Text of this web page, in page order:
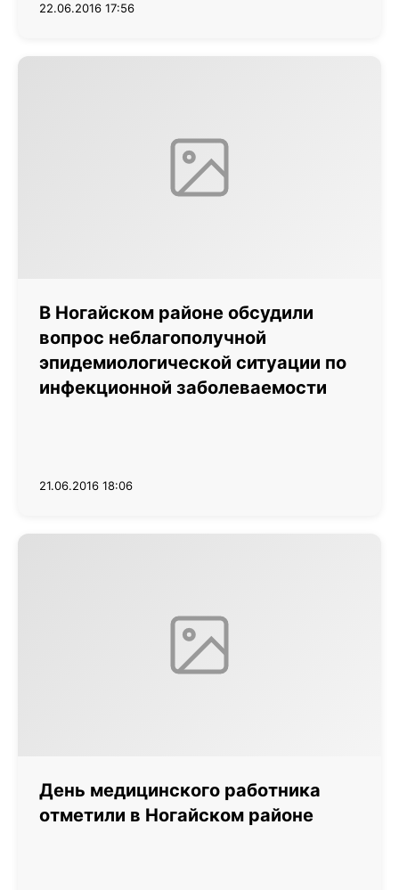
22.06.2016 17:56
В Ногайском районе обсудили
вопрос неблагополучной
эпидемиологической ситуации по
инфекционной заболеваемости
21.06.2016 18:06
День медицинского работника
отметили в Ногайском районе